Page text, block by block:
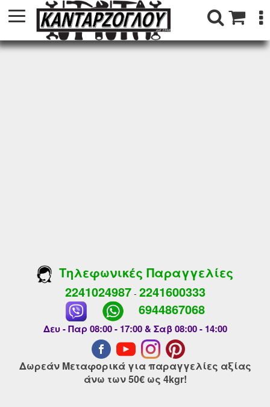
Τηλεφωνικές Παραγγελίες
2241024987- 2241600333
6944867068
Δευ - Παρ 08:00 - 17:00 & Σαβ 08:00 - 14:00
Δωρεάν Μεταφορικά για παραγγελίες αξίας
άνω των 50€ ως 4kgr!